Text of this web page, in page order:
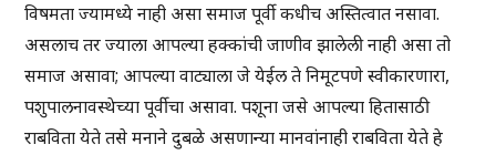
विषमता ज्यामध्ये नाही असा समाज पूर्वी कधीच अस्तित्वात नसावा.
असलाच तर ज्याला आपल्या हक्कांची जाणीव झालेली नाही असा तो
समाज असावा; आपल्या वाट्याला जे येईल ते निमूटपणे स्वीकारणारा,
पशुपालनावस्थेच्या पूर्वीचा असावा. पशूना जसे आपल्या हितासाठी
राबविता येते तसे मनाने दुबळे असणान्या मानवांनाही राबविता येते हे